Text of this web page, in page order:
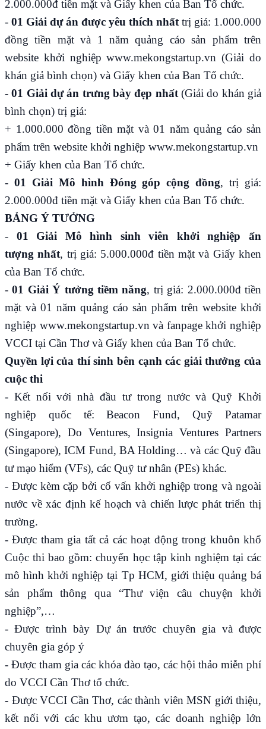
2.000.000đ tiền mặt và Giấy khen của Ban Tổ chức.
- 01 Giải dự án được yêu thích nhất trị giá: 1.000.000
đồng tiền mặt và 1 năm quảng cáo sản phẩm trên
website khởi nghiệpwww.mekongstartup.vn (Giải do
khán giả bình chọn) và Giấy khen của Ban Tổ chức.
-01 Giải dự án trưng bày đẹp nhất(Giải do khán giả
bình chọn) trị giá:
+ 1.000.000 đồng tiền mặt và 01 năm quảng cáo sản
phẩm trên website khởi nghiệp www.mekongstartup.vn
+ Giấy khen của Ban Tổ chức.
- 01 Giải Mô hình Đóng góp cộng đồng, trị giá:
2.000.000đ tiền mặt và Giấy khen của Ban Tổ chức.
BẢNG Ý TƯỞNG
- 01 Giải Mô hình sinh viên khởi nghiệp ấn
tượng nhất, trị giá: 5.000.000đ tiền mặt và Giấy khen
của Ban Tổ chức.
-01 Giải Ý tưởng tiềm năng, trị giá: 2.000.000đ tiền
mặt và 01 năm quảng cáo sản phẩm trên website khởi
nghiệp www.mekongstartup.vn và fanpage khởi nghiệp
VCCI tại Cần Thơ và Giấy khen của Ban Tổ chức.
Quyền lợi của thí sinh bên cạnh các giải thưởng của
cuộc thi
- Kết nối với nhà đầu tư trong nước và Quỹ Khởi
nghiệp quốc tế: Beacon Fund, Quỹ Patamar
(Singapore), Do Ventures, Insignia Ventures Partners
(Singapore), ICM Fund, BA Holding… và các Quỹ đầu
tư mạo hiểm (VFs), các Quỹ tư nhân (PEs) khác.
- Được kèm cặp bởi cố vấn khởi nghiệp trong và ngoài
nước về xác định kế hoạch và chiến lược phát triển thị
trường.
- Được tham gia tất cả các hoạt động trong khuôn khổ
Cuộc thi bao gồm: chuyến học tập kinh nghiệm tại các
mô hình khởi nghiệp tại Tp HCM, giới thiệu quảng bá
sản phẩm thông qua “Thư viện câu chuyện khởi
nghiệp”,…
- Được trình bày Dự án trước chuyên gia và được
chuyên gia góp ý
- Được tham gia các khóa đào tạo, các hội thảo miễn phí
do VCCI Cần Thơ tổ chức.
- Được VCCI Cần Thơ, các thành viên MSN giới thiệu,
kết nối với các khu ươm tạo, các doanh nghiệp lớn